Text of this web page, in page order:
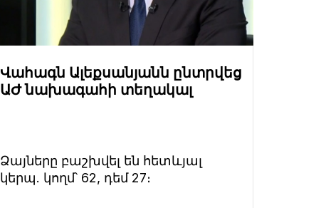
Վահագն Ալեքսանյանն ընտրվեց
ԱԺ նախագահի տեղակալ
Ձայները բաշխվել են հետևյալ
կերպ. կողմ՝ 62, դեմ 27։